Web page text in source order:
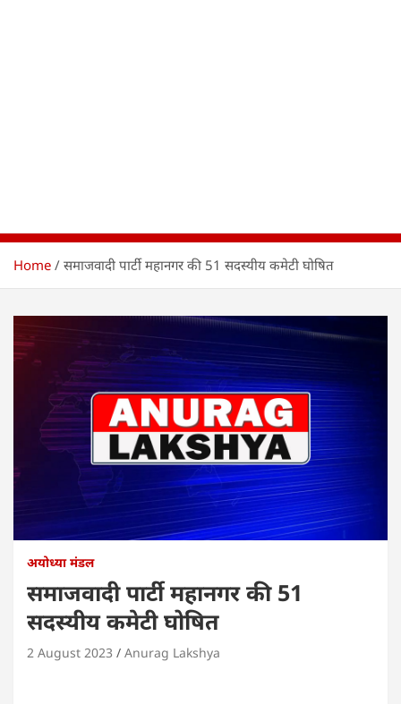
Home समाजवादी पार्टी महानगर की 51 सदस्यीय कमेटी घोषित
अयोध्या मंडल
समाजवादी पार्टी महानगर की 51
सदस्यीय कमेटी घोषित
2 August 2023 Anurag Lakshya